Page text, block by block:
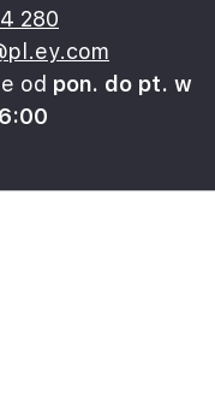
280
od pon. do pt. w